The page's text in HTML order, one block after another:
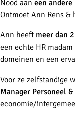
Nood aan een
Ontmoet Ann Rens &
Ann heeft meer dan
een echte HR
domeinen en een
Voor ze zelfstandige
Manager Personeel
economie/